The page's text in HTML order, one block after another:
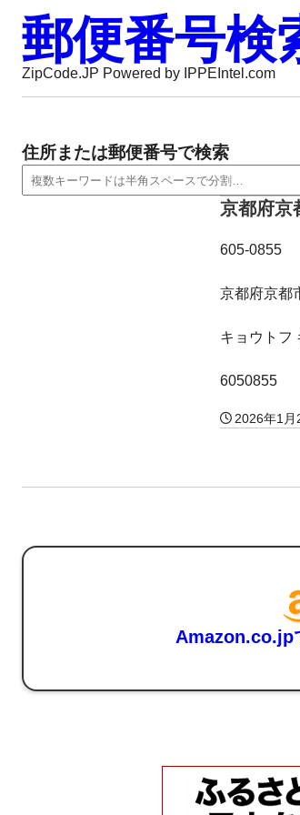
郵便番号検
ZipCode.JP Powered by IPPEIntel.com
住所または郵便番号で検索
京都府京
605-0855
京都府京都
キョウトフ
6050855
2026年1月
Amazon.co.jp